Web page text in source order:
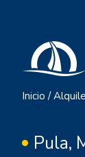
Inicio /
Pula,